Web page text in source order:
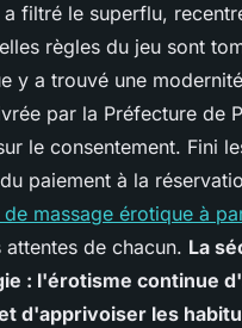
filtré le superflu,
règles du jeu sont
y a trouvé une
par la Préfecture de
le consentement. Fini
paiement à la
massage érotique à
de chacun. La
: l'érotisme continue
d'apprivoiser les